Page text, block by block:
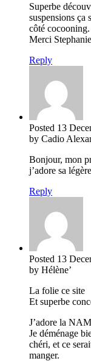
Superbe
suspensions ça
côté cocooning.
Merci
Reply
Posted 13
by Cadio
Bonjour, mon
j’adore sa
Reply
Posted 13
by Hélène’
La folie ce site
Et superbe
J’adore la
Je déménage
chéri, et ce
manger.